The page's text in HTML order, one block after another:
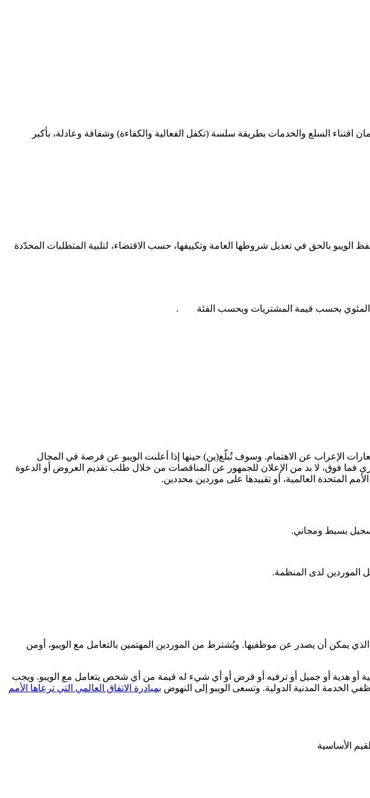
اقتناء السلع والخدمات بطريقة سلسة (تكفل الفعالية والكفاءة) وشفافة وعادلة، بأكبر
الويبو بالحق في تعديل شروطها العامة وتكييفها، حسب الاقتضاء، لتلبية المتطلبات المحدّدة
المئوي بحسب قيمة المشتريات وبحسب الفئة .
الإعراب عن الاهتمام. وسوف تُبلّغ(ين) حينها إذا أعلنت الويبو عن فرصة في المجال
وكقاعدة عامة، فيما يتعلق بالمشتريات التي تُقدر قيمتها بمبلغ 150,000 فرنك سويسري فما فوق، لا بد من الإعلان للجمهور عن المناقصات من خلال طلب تقديم العروض أو الدعوة
المتحدة العالمية، أو تقييدها على موردين محددين.
الموردين لدى المنظمة.
يمكن أن يصدر عن موظفيها. ويُشترط من الموردين المهتمين بالتعامل مع الويبو، أومن
أو هدية أو جميل أو ترفيه أو قرض أو أي شيء له قيمة من أي شخص يتعامل مع الويبو. ويجب
الخدمة المدنية الدولية. وتسعى الويبو إلى النهوض بمبادرة الاتفاق العالمي التي ترعاها الأمم
الأساسية